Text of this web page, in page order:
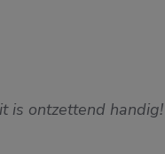
is ontzettend